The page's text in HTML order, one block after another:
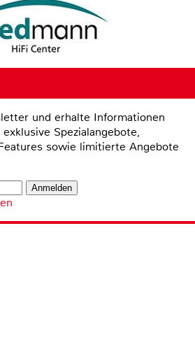
und erhalte Informationen
Spezialangebote,
sowie limitierte Angebote